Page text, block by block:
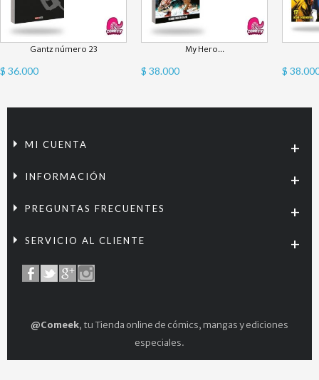
Gantz número 23
$ 36.000
My Hero...
$ 38.000 $
MI CUENTA
INFORMACIÓN
PREGUNTAS FRECUENTES
SERVICIO AL CLIENTE
@Comeek, tu Tienda online de cómics, mangas y ediciones
especiales.